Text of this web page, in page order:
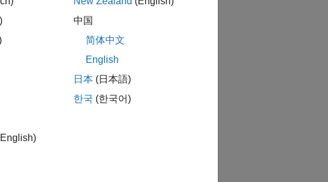
中国
简体中文
English
日本 (日本語)
한국 (한국어)